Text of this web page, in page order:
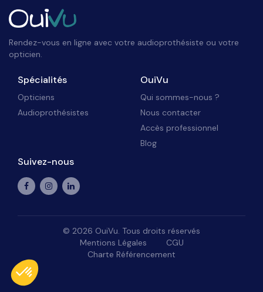
Rendez-vous en ligne avec votre audioprothésiste ou votre
opticien.
Spécialités
Opticiens
Audioprothésistes
OuiVu
Qui sommes-nous ?
Nous contacter
Accès professionnel
Blog
Suivez-nous
© 2026 OuiVu. Tous droits réservés
Mentions Légales
CGU
Charte Référencement